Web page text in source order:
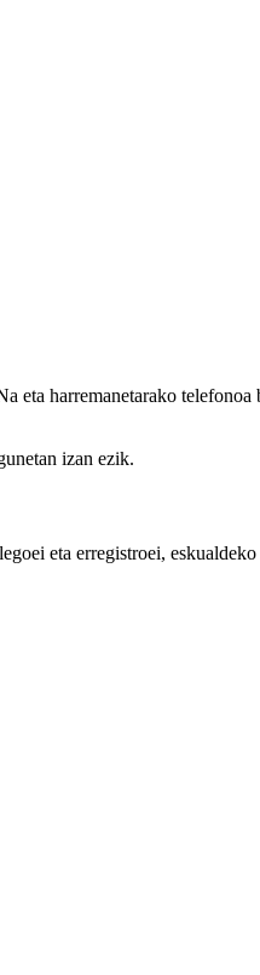
eta harremanetarako telefonoa
izan ezik.
eta erregistroei,